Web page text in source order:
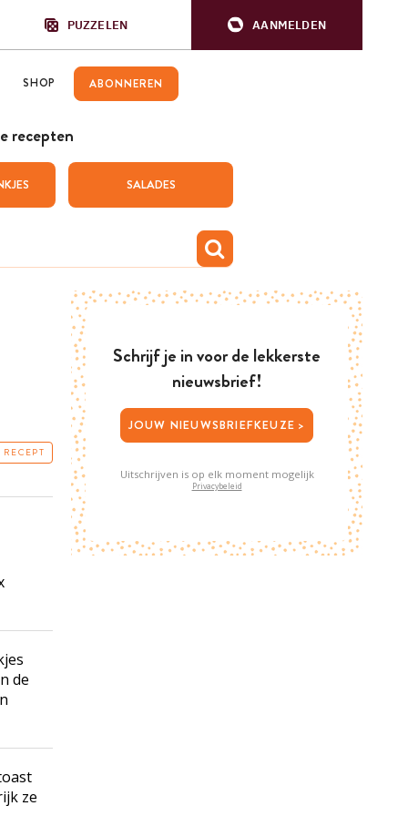
PUZZELEN AANMELDEN
SHOP ABONNEREN
recepten
SALADES
de
ze
Schrijf je in voor de lekkerste
nieuwsbrief!
JOUW NIEUWSBRIEFKEUZE >
Uitschrijven is op elk moment mogelijk
Privacybeleid